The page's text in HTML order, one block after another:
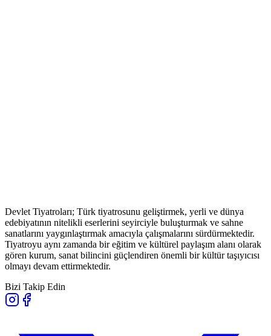
Devlet Tiyatroları; Türk tiyatrosunu geliştirmek, yerli ve dünya
edebiyatının nitelikli eserlerini seyirciyle buluşturmak ve sahne
sanatlarını yaygınlaştırmak amacıyla çalışmalarını sürdürmektedir.
Tiyatroyu aynı zamanda bir eğitim ve kültürel paylaşım alanı olarak
gören kurum, sanat bilincini güçlendiren önemli bir kültür taşıyıcısı
olmayı devam ettirmektedir.
Bizi Takip Edin